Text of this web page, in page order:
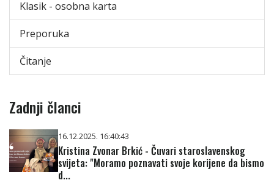
Klasik - osobna karta
Preporuka
Čitanje
Zadnji članci
16.12.2025. 16:40:43
Kristina Zvonar Brkić - Čuvari staroslavenskog
svijeta: "Moramo poznavati svoje korijene da bismo
d...